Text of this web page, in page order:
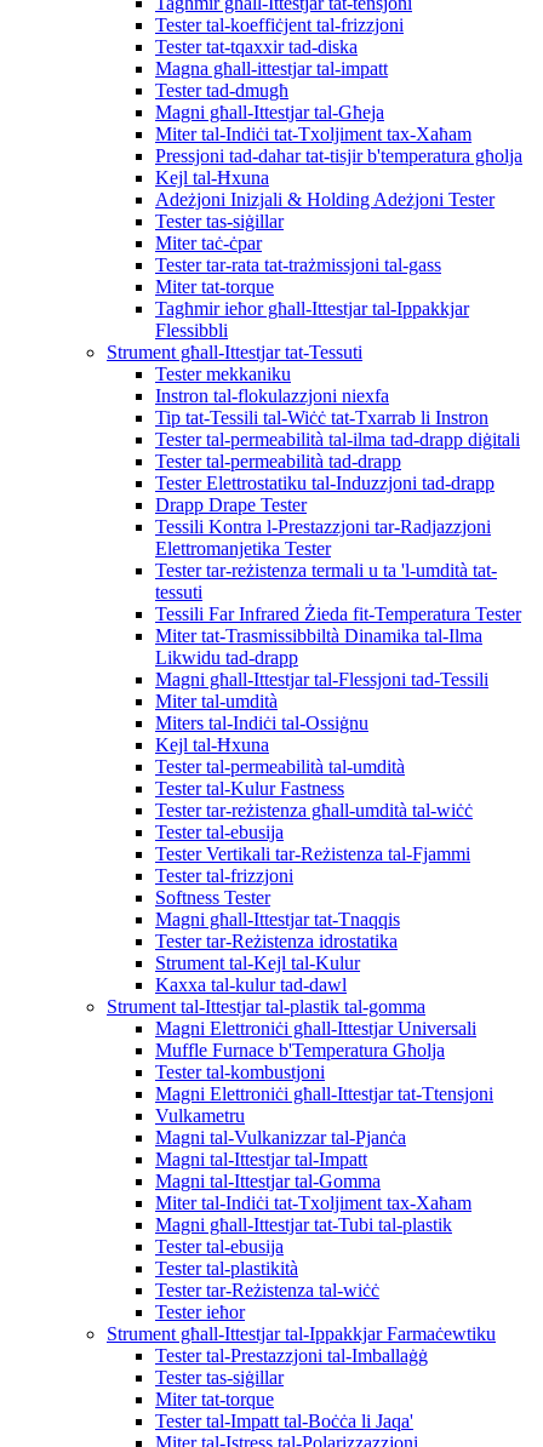
Tester tal-koeffiċjent tal-frizzjoni
Tester tat-tqaxxir tad-diska
Magna għall-ittestjar tal-impatt
Tester tad-dmugħ
Magni għall-Ittestjar tal-Għeja
Miter tal-Indiċi tat-Txoljiment tax-Xaħam
Pressjoni tad-dahar tat-tisjir b'temperatura għolja
Kejl tal-Ħxuna
Adeżjoni Inizjali & Holding Adeżjoni Tester
Tester tas-siġillar
Miter taċ-ċpar
Tester tar-rata tat-trażmissjoni tal-gass
Miter tat-torque
Tagħmir ieħor għall-Ittestjar tal-Ippakkjar
Flessibbli
Strument għall-Ittestjar tat-Tessuti
Tester mekkaniku
Instron tal-flokulazzjoni niexfa
Tip tat-Tessili tal-Wiċċ tat-Txarrab li Instron
Tester tal-permeabilità tal-ilma tad-drapp diġitali
Tester tal-permeabilità tad-drapp
Tester Elettrostatiku tal-Induzzjoni tad-drapp
Drapp Drape Tester
Tessili Kontra l-Prestazzjoni tar-Radjazzjoni
Elettromanjetika Tester
Tester tar-reżistenza termali u ta 'l-umdità tat-
tessuti
Tessili Far Infrared Żieda fit-Temperatura Tester
Miter tat-Trasmissibbiltà Dinamika tal-Ilma
Likwidu tad-drapp
Magni għall-Ittestjar tal-Flessjoni tad-Tessili
Miter tal-umdità
Miters tal-Indiċi tal-Ossiġnu
Kejl tal-Ħxuna
Tester tal-permeabilità tal-umdità
Tester tal-Kulur Fastness
Tester tar-reżistenza għall-umdità tal-wiċċ
Tester tal-ebusija
Tester Vertikali tar-Reżistenza tal-Fjammi
Tester tal-frizzjoni
Softness Tester
Magni għall-Ittestjar tat-Tnaqqis
Tester tar-Reżistenza idrostatika
Strument tal-Kejl tal-Kulur
Kaxxa tal-kulur tad-dawl
Strument tal-Ittestjar tal-plastik tal-gomma
Magni Elettroniċi għall-Ittestjar Universali
Muffle Furnace b'Temperatura Għolja
Tester tal-kombustjoni
Magni Elettroniċi għall-Ittestjar tat-Ttensjoni
Vulkametru
Magni tal-Vulkanizzar tal-Pjanċa
Magni tal-Ittestjar tal-Impatt
Magni tal-Ittestjar tal-Gomma
Miter tal-Indiċi tat-Txoljiment tax-Xaħam
Magni għall-Ittestjar tat-Tubi tal-plastik
Tester tal-ebusija
Tester tal-plastikità
Tester tar-Reżistenza tal-wiċċ
Tester ieħor
Strument għall-Ittestjar tal-Ippakkjar Farmaċewtiku
Tester tal-Prestazzjoni tal-Imballaġġ
Tester tas-siġillar
Miter tat-torque
Tester tal-Impatt tal-Boċċa li Jaqa'
Miter tal-Istress tal-Polarizzazzjoni